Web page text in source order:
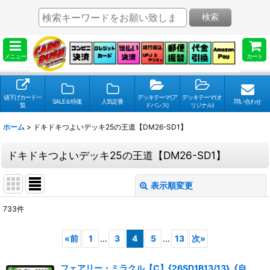
メニュー カート
検索
値下げカード一
覧
SALE＆特価 人気定番
デッキテーマ(ア
ドバンス)
デッキテーマ(オ
リジナル)
問い合わせ
ホーム > ドキドキつよいデッキ25の王道【DM26-SD1】
ドキドキつよいデッキ25の王道【DM26-SD1】
表示順変更
733件
«前 1 ... 3 4 5 ... 13 次»